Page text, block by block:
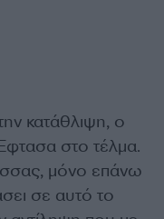
κατάθλιψη, ο
στο τέλμα.
μόνο επάνω
σε αυτό το